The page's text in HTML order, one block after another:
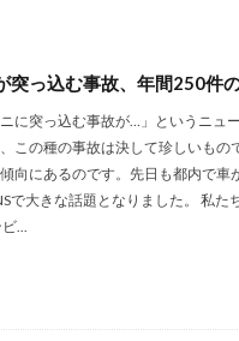
突っ込む事故、年間250件
ニに突っ込む事故が…」というニュ
この種の事故は決して珍しいもの
向にあるのです。先日も都内で車
で大きな話題となりました。 私た
...